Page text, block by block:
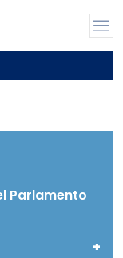
Parlamento
+